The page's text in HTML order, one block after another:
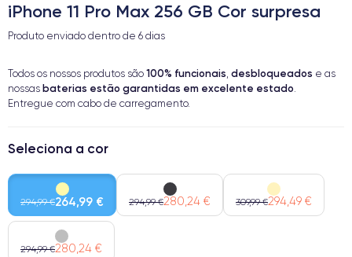
iPhone 11 Pro Max 256 GB Cor surpresa
Produto enviado dentro de 6 dias
Todos os nossos produtos são 100% funcionais, desbloqueados e as
nossas baterias estão garantidas em excelente estado.
Entregue com cabo de carregamento.
Seleciona a cor
294,99 €264,99 € 294,99 €280,24 € 309,99 €294,49 €
294,99 €280,24 €